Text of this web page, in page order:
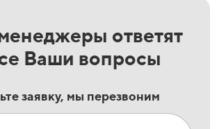
ответят
Ваши вопросы
заявку, мы перезвоним